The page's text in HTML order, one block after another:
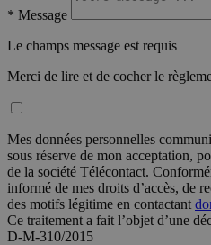
* Message
Le champs message est requis
Merci de lire et de cocher le
Mes données personnelles
sous réserve de mon acceptation,
de la société Télécontact.
informé de mes droits d’accès, de
des motifs légitime en contactant
Ce traitement a fait l’objet d’une
D-M-310/2015